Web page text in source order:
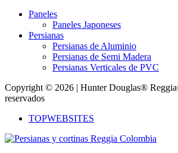
Paneles
Paneles Japoneses
Persianas
Persianas de Aluminio
Persianas de Semi Madera
Persianas Verticales de PVC
Copyright © 2026 | Hunter Douglas®
reservados
TOPWEBSITES